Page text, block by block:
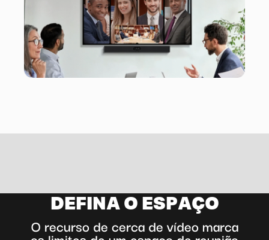
DEFINA O ESPAÇO
O recurso de cerca de vídeo marca